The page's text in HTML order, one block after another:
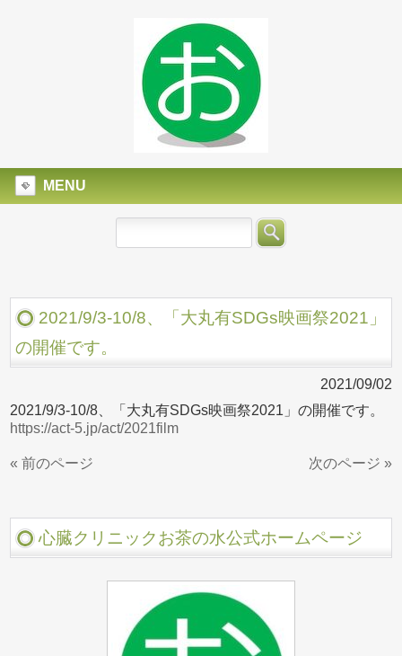
MENU
2021/9/3-10/8、「大丸有SDGs映画祭2021」
の開催です。
2021/09/02
2021/9/3-10/8、「大丸有SDGs映画祭2021」の開催です。
https://act-5.jp/act/2021film
« 前のページ 次のページ »
心臓クリニックお茶の水公式ホームページ